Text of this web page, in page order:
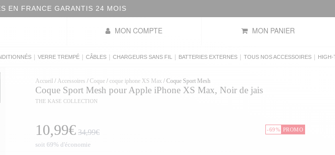
BONS PLANS : PROFITEZ DE NOS OFFRES DU MOMENT
MON COMPTE MON PANIER
VERRE TREMPÉ CÂBLES CHARGEURS SANS FIL BATTERIES EXTERNES TOUS NOS ACCESSOIRES HIGH-
Accueil / Accessoires / Coque / coque iphone XS Max / Coque Sport Mesh
Coque Sport Mesh pour Apple iPhone XS Max, Noir de jais
THE KASE COLLECTION
-69% PROMO
10,99€ 34,99€
soit 69% d'économie